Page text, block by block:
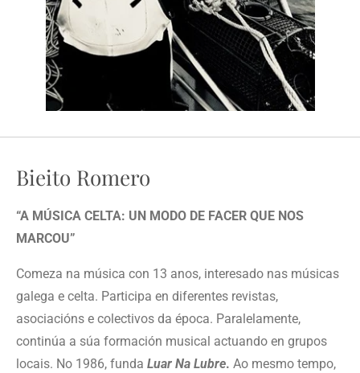
Bieito Romero
“A MÚSICA CELTA: UN MODO DE FACER QUE NOS
MARCOU”
Comeza na música con 13 anos, interesado nas músicas
galega e celta. Participa en diferentes revistas,
asociacións e colectivos da época. Paralelamente,
continúa a súa formación musical actuando en grupos
locais. No 1986, funda Luar Na Lubre. Ao mesmo tempo,